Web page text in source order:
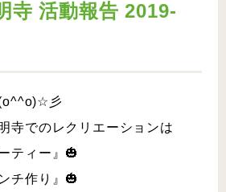
寺 活動報告 2019-
彡
寺でのレクリエーションは
ティー』🎃
チ作り』🎃